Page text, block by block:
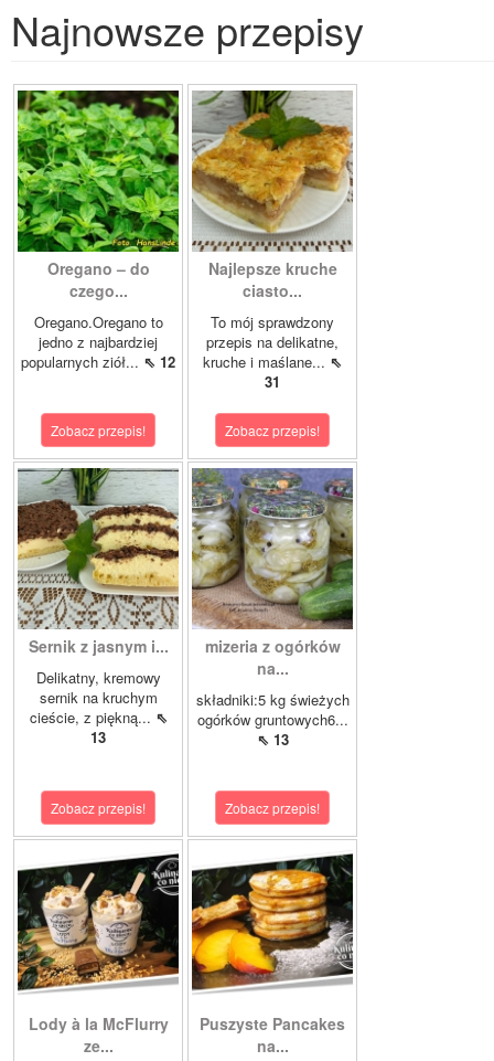
Najnowsze przepisy
Oregano – do
czego...
Oregano.Oregano to
jedno z najbardziej
popularnych ziół... ⇖ 12
Zobacz przepis!
Najlepsze kruche
ciasto...
To mój sprawdzony
przepis na delikatne,
kruche i maślane... ⇖
31
Zobacz przepis!
Sernik z jasnym i...
Delikatny, kremowy
sernik na kruchym
cieście, z piękną... ⇖
13
Zobacz przepis!
mizeria z ogórków
na...
składniki:5 kg świeżych
ogórków gruntowych6...
⇖ 13
Zobacz przepis!
Lody à la McFlurry
ze...
Puszyste Pancakes
na...